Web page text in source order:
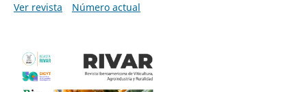
Ver revista
Número actual